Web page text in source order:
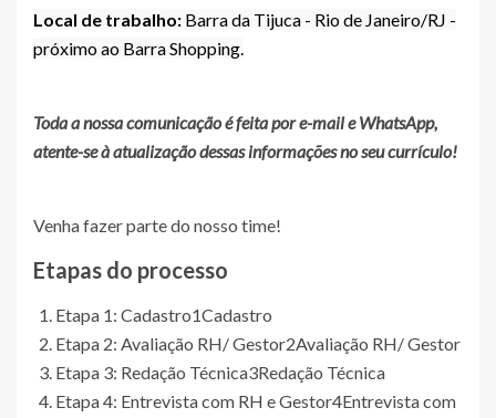
Local de trabalho: Barra da Tijuca - Rio de Janeiro/RJ -
próximo ao Barra Shopping.
Toda a nossa comunicação é feita por e-mail e WhatsApp,
atente-se à atualização dessas informações no seu currículo!
Venha fazer parte do nosso time!
Etapas do processo
Etapa 1: Cadastro1Cadastro
Etapa 2: Avaliação RH/ Gestor2Avaliação RH/ Gestor
Etapa 3: Redação Técnica3Redação Técnica
Etapa 4: Entrevista com RH e Gestor4Entrevista com